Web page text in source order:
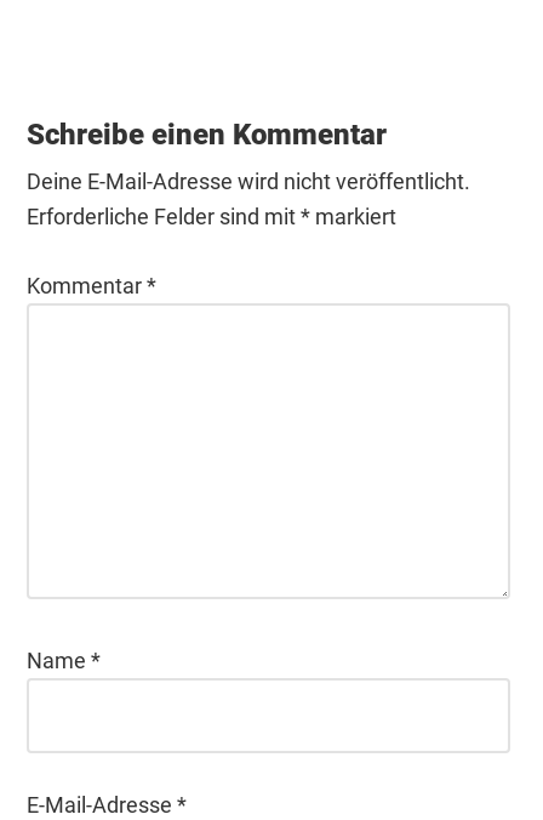
Schreibe einen Kommentar
Deine E-Mail-Adresse wird nicht veröffentlicht.
Erforderliche Felder sind mit* markiert
Kommentar*
Name*
E-Mail-Adresse*